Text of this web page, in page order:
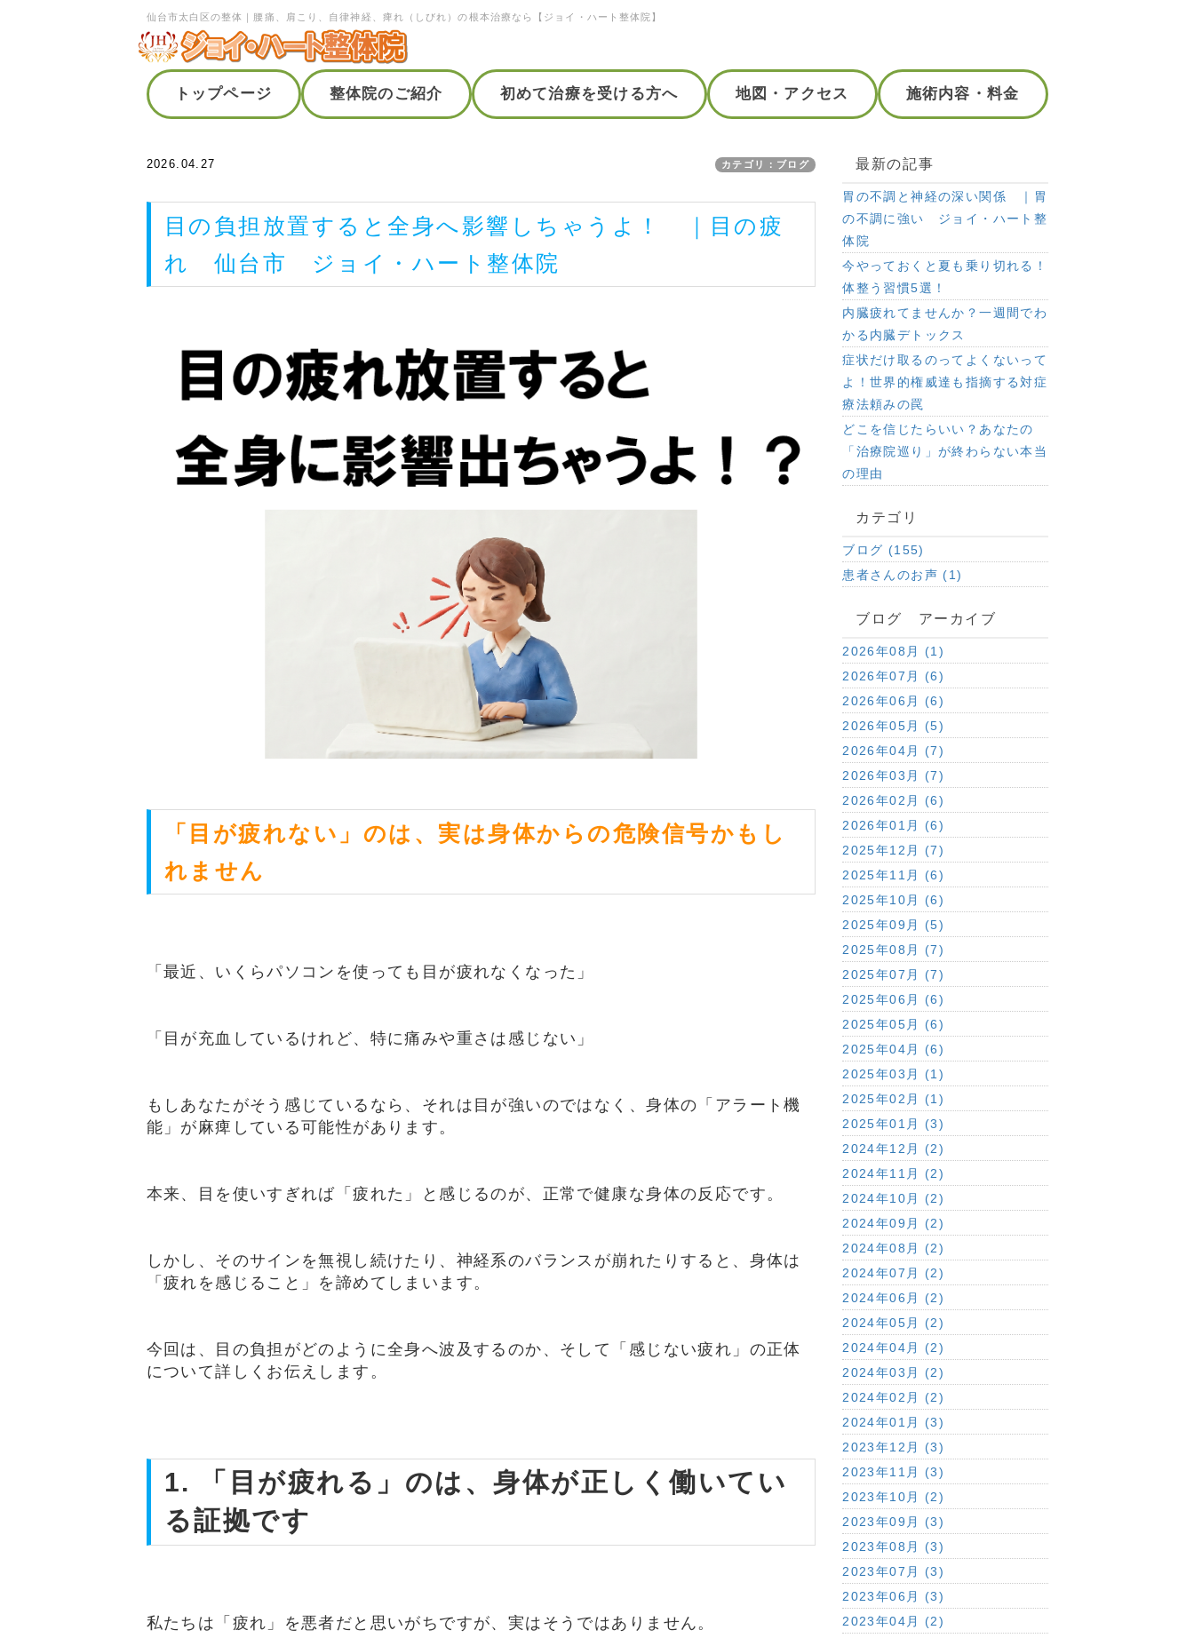
仙台市太白区の整体｜腰痛、肩こり、自律神経、痺れ（しびれ）の根本治療なら【ジョイ・ハート整体院】
トップページ 整体院のご紹介 初めて治療を受ける方へ 地図・アクセス 施術内容・料金
2026.04.27 カテゴリ：ブログ
目の負担放置すると全身へ影響しちゃうよ！ ｜目の疲
れ 仙台市 ジョイ・ハート整体院
「目が疲れない」のは、実は身体からの危険信号かもし
れません
「最近、いくらパソコンを使っても目が疲れなくなった」
「目が充血しているけれど、特に痛みや重さは感じない」
もしあなたがそう感じているなら、それは目が強いのではなく、身体の「アラート機
能」が麻痺している可能性があります。
本来、目を使いすぎれば「疲れた」と感じるのが、正常で健康な身体の反応です。
しかし、そのサインを無視し続けたり、神経系のバランスが崩れたりすると、身体は
「疲れを感じること」を諦めてしまいます。
今回は、目の負担がどのように全身へ波及するのか、そして「感じない疲れ」の正体
について詳しくお伝えします。
1. 「目が疲れる」のは、身体が正しく働いてい
る証拠です
私たちは「疲れ」を悪者だと思いがちですが、実はそうではありません。
最新の記事
胃の不調と神経の深い関係 ｜胃
の不調に強い ジョイ・ハート整
体院
今やっておくと夏も乗り切れる！
体整う習慣5選！
内臓疲れてませんか？一週間でわ
かる内臓デトックス
症状だけ取るのってよくないって
よ！世界的権威達も指摘する対症
療法頼みの罠
どこを信じたらいい？あなたの
「治療院巡り」が終わらない本当
の理由
カテゴリ
ブログ (155)
患者さんのお声 (1)
ブログ アーカイブ
2026年08月 (1)
2026年07月 (6)
2026年06月 (6)
2026年05月 (5)
2026年04月 (7)
2026年03月 (7)
2026年02月 (6)
2026年01月 (6)
2025年12月 (7)
2025年11月 (6)
2025年10月 (6)
2025年09月 (5)
2025年08月 (7)
2025年07月 (7)
2025年06月 (6)
2025年05月 (6)
2025年04月 (6)
2025年03月 (1)
2025年02月 (1)
2025年01月 (3)
2024年12月 (2)
2024年11月 (2)
2024年10月 (2)
2024年09月 (2)
2024年08月 (2)
2024年07月 (2)
2024年06月 (2)
2024年05月 (2)
2024年04月 (2)
2024年03月 (2)
2024年02月 (2)
2024年01月 (3)
2023年12月 (3)
2023年11月 (3)
2023年10月 (2)
2023年09月 (3)
2023年08月 (3)
2023年07月 (3)
2023年06月 (3)
2023年04月 (2)